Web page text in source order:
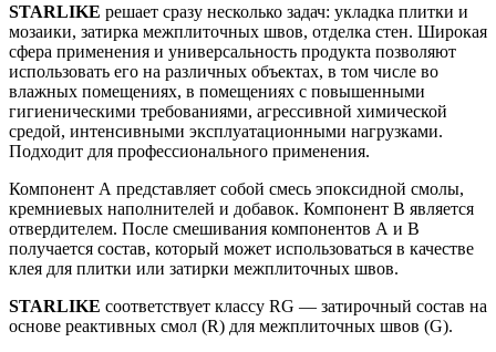
STARLIKE решает сразу несколько задач: укладка плитки и
мозаики, затирка межплиточных швов, отделка стен. Широкая
сфера применения и универсальность продукта позволяют
использовать его на различных объектах, в том числе во
влажных помещениях, в помещениях с повышенными
гигиеническими требованиями, агрессивной химической
средой, интенсивными эксплуатационными нагрузками.
Подходит для профессионального применения.
Компонент А представляет собой смесь эпоксидной смолы,
кремниевых наполнителей и добавок. Компонент B является
отвердителем. После смешивания компонентов А и B
получается состав, который может использоваться в качестве
клея для плитки или затирки межплиточных швов.
STARLIKE соответствует классу RG — затирочный состав на
основе реактивных смол (R) для межплиточных швов (G).